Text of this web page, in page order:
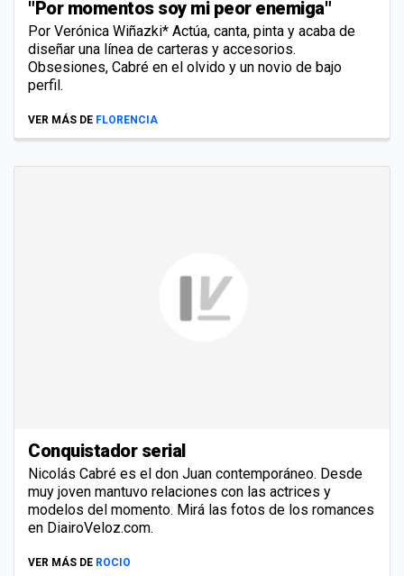
"Por momentos soy mi peor enemiga"
Por Verónica Wiñazki* Actúa, canta, pinta y acaba de
diseñar una línea de carteras y accesorios.
Obsesiones, Cabré en el olvido y un novio de bajo
perfil.
VER MÁS DE FLORENCIA
Conquistador serial
Nicolás Cabré es el don Juan contemporáneo. Desde
muy joven mantuvo relaciones con las actrices y
modelos del momento. Mirá las fotos de los romances
en DiairoVeloz.com.
VER MÁS DE ROCIO